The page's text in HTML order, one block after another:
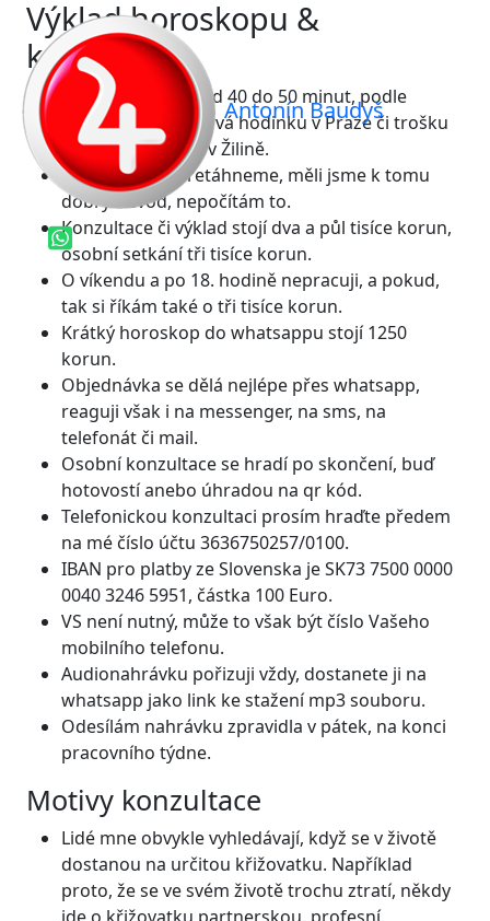
Antonín Baudyš
Výklad horoskopu &
konzultace
Trvá po telefonu od 40 do 50 minut, podle
potřeby, osobně trvá hodinku v Praze či trošku
déle na Moravě a v Žilině.
Když s časem přetáhneme, měli jsme k tomu
dobrý důvod, nepočítám to.
Konzultace či výklad stojí dva a půl tisíce korun,
osobní setkání tři tisíce korun.
O víkendu a po 18. hodině nepracuji, a pokud,
tak si říkám také o tři tisíce korun.
Krátký horoskop do whatsappu stojí 1250
korun.
Objednávka se dělá nejlépe přes whatsapp,
reaguji však i na messenger, na sms, na
telefonát či mail.
Osobní konzultace se hradí po skončení, buď
hotovostí anebo úhradou na qr kód.
Telefonickou konzultaci prosím hraďte předem
na mé číslo účtu 3636750257/0100.
IBAN pro platby ze Slovenska je SK73 7500 0000
0040 3246 5951, částka 100 Euro.
VS není nutný, může to však být číslo Vašeho
mobilního telefonu.
Audionahrávku pořizuji vždy, dostanete ji na
whatsapp jako link ke stažení mp3 souboru.
Odesílám nahrávku zpravidla v pátek, na konci
pracovního týdne.
Motivy konzultace
Lidé mne obvykle vyhledávají, když se v životě
dostanou na určitou křižovatku. Například
proto, že se ve svém životě trochu ztratí, někdy